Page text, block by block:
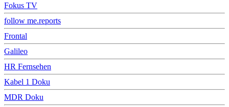
Fokus TV
follow me.reports
Frontal
Galileo
HR Fernsehen
Kabel 1 Doku
MDR Doku